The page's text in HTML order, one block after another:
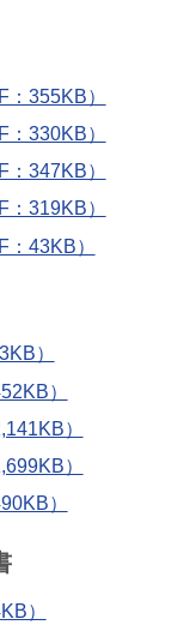
355KB）
330KB）
347KB）
319KB）
43KB）
）
）
）
）
）
）